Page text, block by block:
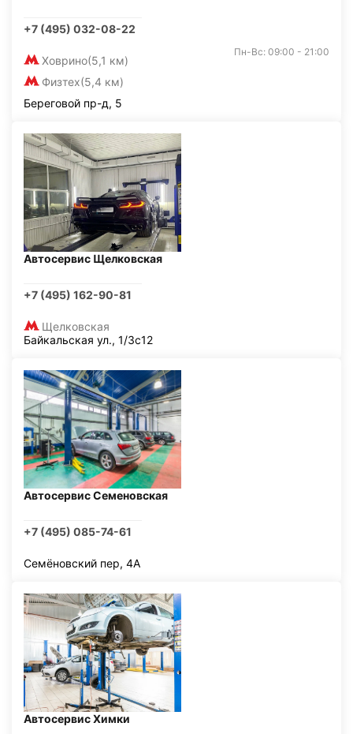
+7 (495) 032-08-22
Ховрино(5,1 км)
Физтех(5,4 км)
Пн-Вс: 09:00 - 21:00
Береговой пр-д, 5
Автосервис Щелковская
+7 (495) 162-90-81
Щелковская
Байкальская ул., 1/3с12
Автосервис Семеновская
+7 (495) 085-74-61
Семёновский пер, 4А
Автосервис Химки